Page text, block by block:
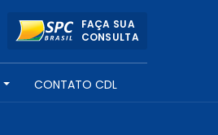
FAÇA SUA
CONSULTA
CONTATO CDL